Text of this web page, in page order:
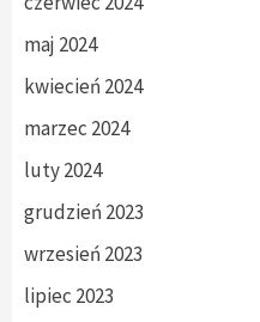
maj 2024
kwiecień 2024
marzec 2024
luty 2024
grudzień 2023
wrzesień 2023
lipiec 2023